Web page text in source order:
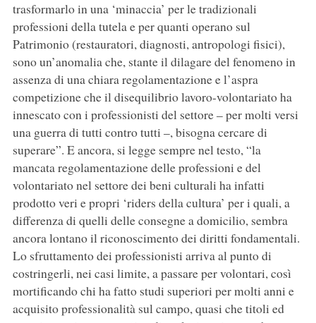
trasformarlo in una ‘minaccia’ per le tradizionali
professioni della tutela e per quanti operano sul
Patrimonio (restauratori, diagnosti, antropologi fisici),
sono un’anomalia che, stante il dilagare del fenomeno in
assenza di una chiara regolamentazione e l’aspra
competizione che il disequilibrio lavoro-volontariato ha
innescato con i professionisti del settore – per molti versi
una guerra di tutti contro tutti –, bisogna cercare di
superare”. E ancora, si legge sempre nel testo, “la
mancata regolamentazione delle professioni e del
volontariato nel settore dei beni culturali ha infatti
prodotto veri e propri ‘riders della cultura’ per i quali, a
differenza di quelli delle consegne a domicilio, sembra
ancora lontano il riconoscimento dei diritti fondamentali.
Lo sfruttamento dei professionisti arriva al punto di
costringerli, nei casi limite, a passare per volontari, così
mortificando chi ha fatto studi superiori per molti anni e
acquisito professionalità sul campo, quasi che titoli ed